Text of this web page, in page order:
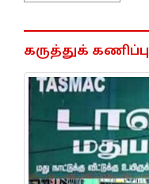
கருத்துக் கணிப்பு